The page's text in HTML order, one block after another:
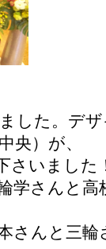
した。デ
央）が、
さいました
学さんと高
さんと三輪